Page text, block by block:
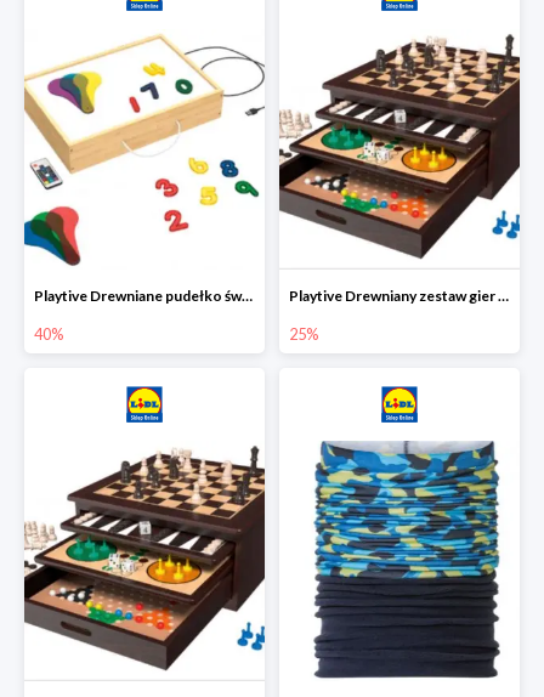
Playtive Drewniane pudełko świetlne MONTESSORI
40%
Playtive Drewniany zestaw gier 10 w 1
25%